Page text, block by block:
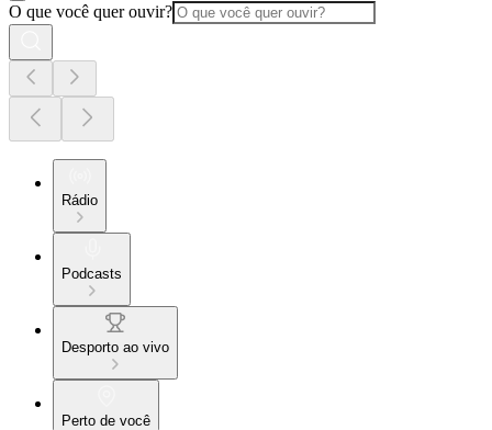
O que você quer ouvir?
Rádio
Podcasts
Desporto ao vivo
Perto de você